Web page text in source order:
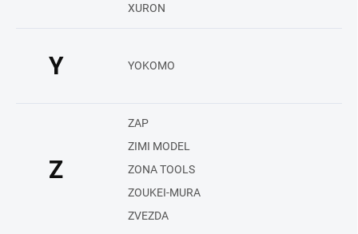
XURON
Y YOKOMO
Z
ZAP
ZIMI MODEL
ZONA TOOLS
ZOUKEI-MURA
ZVEZDA